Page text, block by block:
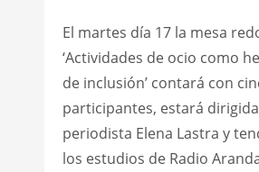
El martes día 17 la mesa
‘Actividades de ocio como
de inclusión’ contará con
participantes, estará
periodista Elena Lastra y
los estudios de Radio